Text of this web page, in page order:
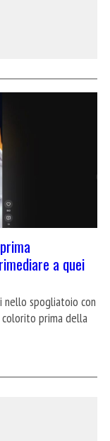
a quei
nello spogliatoio con
colorito prima della